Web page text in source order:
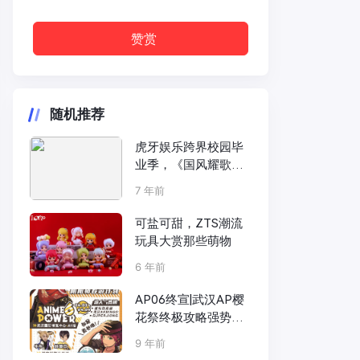
赞赏
随机推荐
虎牙娱乐跨界校园毕
业季，《国风耀歌
行》梦唱金陵，歌响
南广
7 年前
可盐可甜，ZTS潮流
玩具大赏那些萌物
6 年前
AP06终宣|武汉AP樱
花祭终极攻略强势来
袭！要你好看！！
9 年前